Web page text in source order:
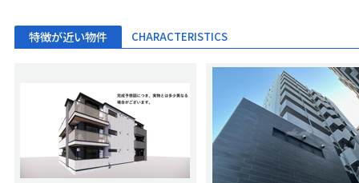
特徴が近い物件 CHARACTERISTICS